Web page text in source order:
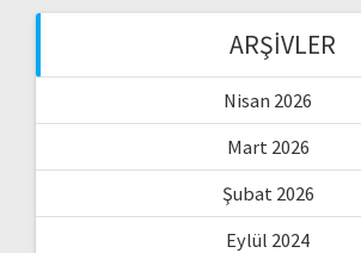
ARŞIVLER
Nisan 2026
Mart 2026
Şubat 2026
Eylül 2024